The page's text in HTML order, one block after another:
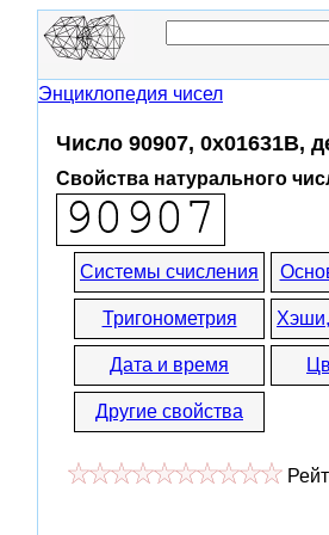
Энциклопедия чисел
Число 90907, 0x01631B,
Свойства натурального
Системы счисления
Тригонометрия
Дата и время
Другие свойства